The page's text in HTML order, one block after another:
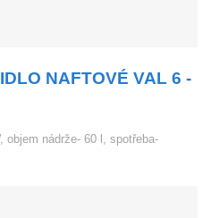
NAFTOVÉ VAL 6 -
objem nádrže- 60 l, spotřeba-